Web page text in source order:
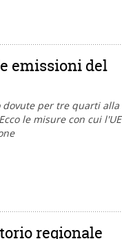
emissioni del
dovute per tre quarti alla
le misure con cui l'UE
regionale